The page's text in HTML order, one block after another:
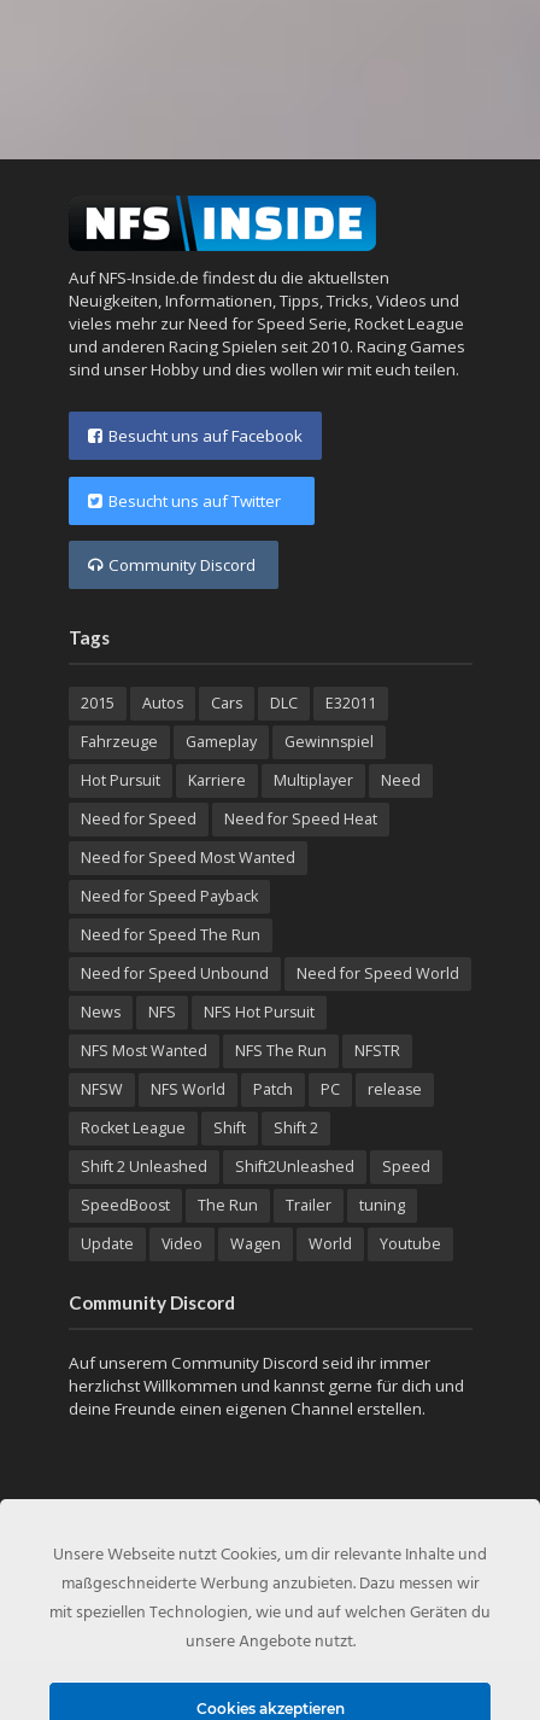
Auf NFS-Inside.de findest du die aktuellsten
Neuigkeiten, Informationen, Tipps, Tricks, Videos und
vieles mehr zur Need for Speed Serie, Rocket League
und anderen Racing Spielen seit 2010. Racing Games
sind unser Hobby und dies wollen wir mit euch teilen.
Besucht uns auf Facebook
Besucht uns auf Twitter
Community Discord
Tags
2015 Autos Cars DLC
E32011
Fahrzeuge
Gameplay
Gewinnspiel
Hot Pursuit
Karriere Multiplayer
Need
Need for Speed
Need for Speed Heat
Need for Speed Most Wanted
Need for Speed Payback
Need for Speed The Run
Need for Speed Unbound
Need for Speed World
News
NFS
NFS Hot Pursuit
NFS Most Wanted
NFS The Run
NFSTR
NFSW
NFS World Patch PC
release
Rocket League
Shift
Shift 2
Shift 2 Unleashed
Shift2Unleashed
Speed
SpeedBoost
The Run Trailer
tuning
Update
Video Wagen World Youtube
Community Discord
Auf unserem Community Discord seid ihr immer
herzlichst Willkommen und kannst gerne für dich und
deine Freunde einen eigenen Channel erstellen.
Copyright © 2010 - Created byNFS-Inside.de
Unsere Webseite nutzt Cookies, um dir relevante Inhalte und
maßgeschneiderte Werbung anzubieten. Dazu messen wir
mit speziellen Technologien, wie und auf welchen Geräten du
unsere Angebote nutzt.
Cookies akzeptieren